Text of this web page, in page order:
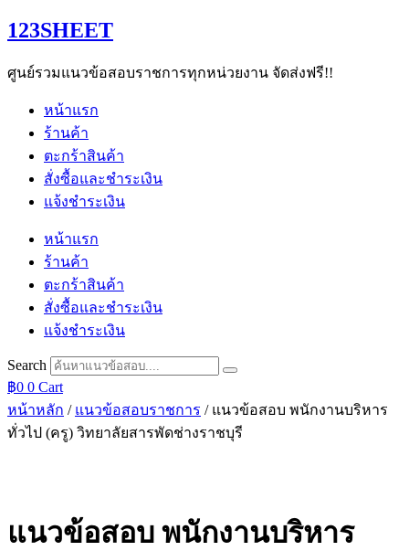
Skip
to
123SHEET
ศูนย์รวมแนวข้อสอบราชการทุกหน่วยงาน จัดส่งฟรี!!
หน้าแรก
ร้านค้า
ตะกร้าสินค้า
สั่งซื้อและชำระเงิน
แจ้งชำระเงิน
หน้าแรก
ร้านค้า
ตะกร้าสินค้า
สั่งซื้อและชำระเงิน
แจ้งชำระเงิน
Search
฿0 0 Cart
หน้าหลัก / แนวข้อสอบราชการ / แนวข้อสอบ พนักงานบริหาร
ทั่วไป (ครู) วิทยาลัยสารพัดช่างราชบุรี
แนวข้อสอบ พนักงานบริหาร